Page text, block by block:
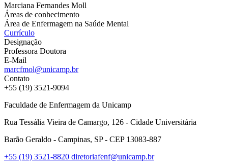
Marciana Fernandes Moll
Áreas de conhecimento
Área de Enfermagem na Saúde Mental
Currículo
Designação
Professora Doutora
E-Mail
marcfmol@unicamp.br
Contato
+55 (19) 3521-9094
Faculdade de Enfermagem da Unicamp
Rua Tessália Vieira de Camargo, 126 - Cidade Universitária
Barão Geraldo - Campinas, SP - CEP 13083-887
+55 (19) 3521-8820 diretoriafenf@unicamp.br